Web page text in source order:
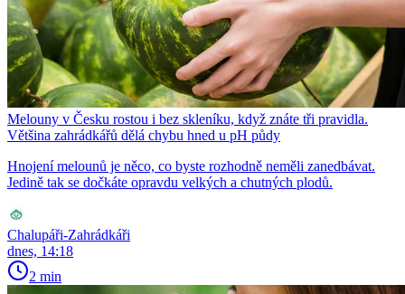
Melouny v Česku rostou i bez skleníku, když znáte tři pravidla.
Většina zahrádkářů dělá chybu hned u pH půdy
Hnojení melounů je něco, co byste rozhodně neměli zanedbávat.
Jedině tak se dočkáte opravdu velkých a chutných plodů.
Chalupáři-Zahrádkáři
dnes, 14:18
2 min